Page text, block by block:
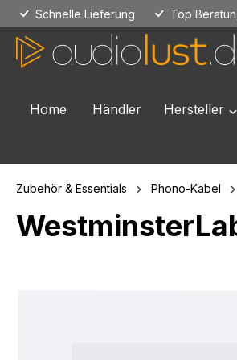
Hauptinhalt springen
Zur Suche springen
Zur Hauptnavigation springen
Schnelle Lieferung Top
Home Händler Hersteller
Zubehör & Essentials Phono-Kabel